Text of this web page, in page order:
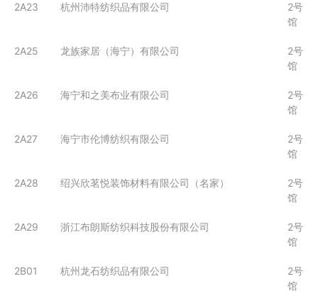
2A23 杭州沛特纺织品有限公司
2号
馆
2A25 龙族家居（海宁）有限公司
2号
馆
2A26 海宁和之美布业有限公司
2号
馆
2A27 海宁市伦博纺织有限公司
2号
馆
2A28 绍兴欣茗悦装饰材料有限公司（名家）
2号
馆
2A29 浙江布朗斯纺织科技股份有限公司
2号
馆
2B01 杭州龙石纺织品有限公司
2号
馆